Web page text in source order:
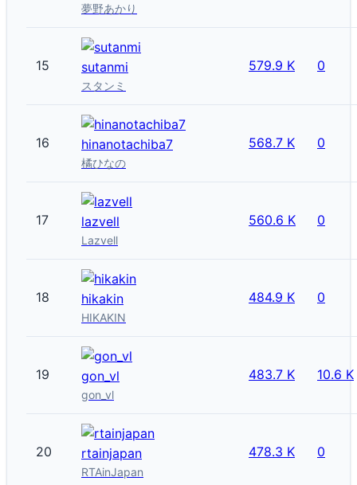
夢野あかり
15 sutanmi
スタンミ
579.9 K 0
16 hinanotachiba7
橘ひなの
568.7 K 0
17 lazvell
Lazvell
560.6 K 0
18 hikakin
HIKAKIN
484.9 K 0
19 gon_vl
gon_vl
483.7 K 10.6 K
20 rtainjapan
RTAinJapan
478.3 K 0